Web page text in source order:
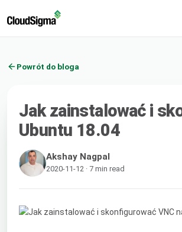
Powrót do bloga
Jak zainstalować i
Ubuntu 18.04
Akshay Nagpal
2020-11-12 · 7 min read